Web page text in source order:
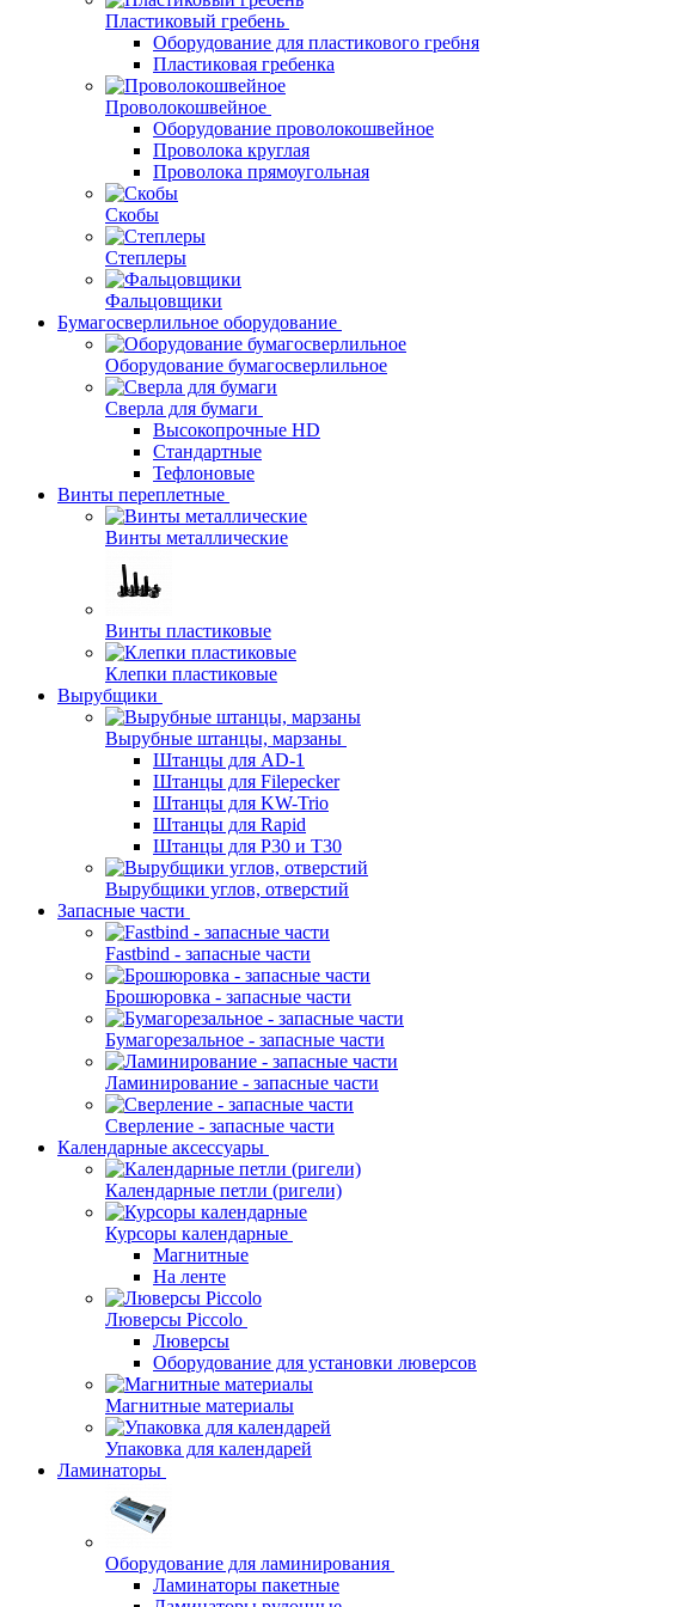
Пластиковый гребень
Оборудование для пластикового гребня
Пластиковая гребенка
Проволокошвейное
Оборудование проволокошвейное
Проволока круглая
Проволока прямоугольная
Скобы
Степлеры
Фальцовщики
Бумагосверлильное оборудование
Оборудование бумагосверлильное
Сверла для бумаги
Высокопрочные HD
Стандартные
Тефлоновые
Винты переплетные
Винты металлические
Винты пластиковые
Клепки пластиковые
Вырубщики
Вырубные штанцы, марзаны
Штанцы для AD-1
Штанцы для Filepecker
Штанцы для KW-Trio
Штанцы для Rapid
Штанцы для Р30 и Т30
Вырубщики углов, отверстий
Запасные части
Fastbind - запасные части
Брошюровка - запасные части
Бумагорезальное - запасные части
Ламинирование - запасные части
Сверление - запасные части
Календарные аксессуары
Календарные петли (ригели)
Курсоры календарные
Магнитные
На ленте
Люверсы Piccolo
Люверсы
Оборудование для установки люверсов
Магнитные материалы
Упаковка для календарей
Ламинаторы
Оборудование для ламинирования
Ламинаторы пакетные